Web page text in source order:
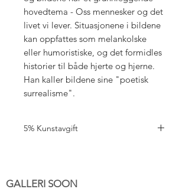
hovedtema - Oss mennesker og det
livet vi lever. Situasjonene i bildene
kan oppfattes som melankolske
eller humoristiske, og det formidles
historier til både hjerte og hjerne.
Han kaller bildene sine "poetisk
surrealisme".
5% Kunstavgift
GALLERI SOON